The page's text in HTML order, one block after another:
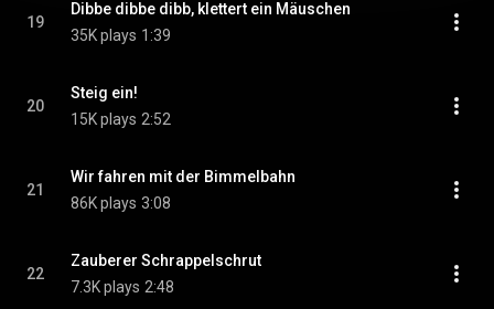
19
Dibbe dibbe dibb, klettert ein Mäuschen
35K plays 1:39
20
Steig ein!
15K plays 2:52
21
Wir fahren mit der Bimmelbahn
86K plays 3:08
22
Zauberer Schrappelschrut
7.3K plays 2:48